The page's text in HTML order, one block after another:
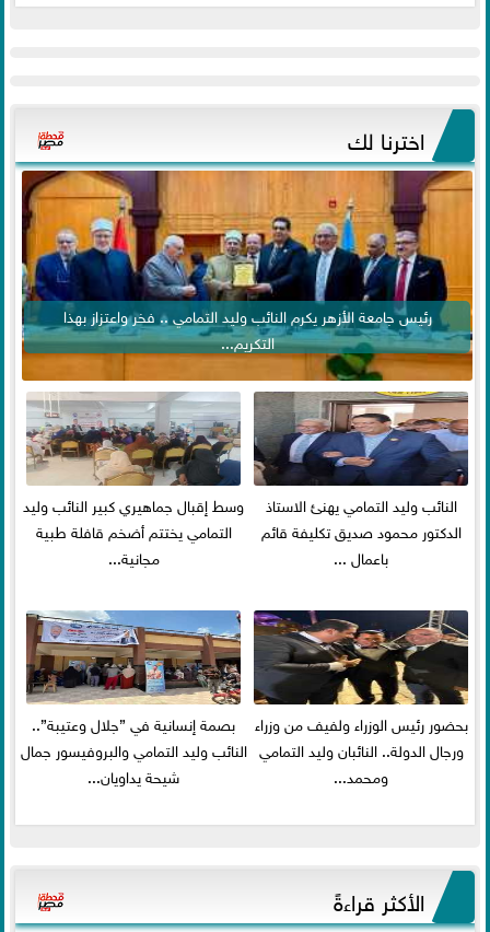
اخترنا لك
رئيس جامعة الأزهر يكرم النائب وليد التمامي .. فخر واعتزاز بهذا
التكريم...
النائب وليد التمامي يهنئ الاستاذ
الدكتور محمود صديق تكليفة قائم
باعمال ...
وسط إقبال جماهيري كبير النائب وليد
التمامي يختتم أضخم قافلة طبية
مجانية...
بحضور رئيس الوزراء ولفيف من وزراء
ورجال الدولة.. النائبان وليد التمامي
ومحمد...
بصمة إنسانية في ”جلال وعتيبة”..
النائب وليد التمامي والبروفيسور جمال
شيحة يداويان...
الأكثر قراءةً